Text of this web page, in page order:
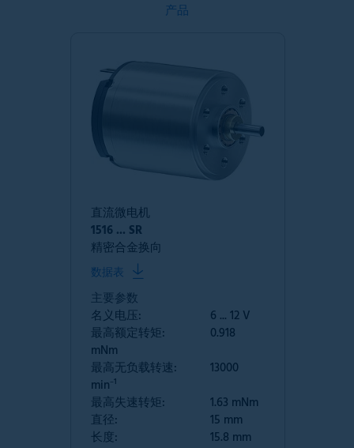
产品
直流微电机
1516 ... SR
精密合金换向
数据表
主要参数
名义电压:
6 ... 12 V
最高额定转矩:
0.918
mNm
最高无负载转速:
13000
min⁻¹
最高失速转矩:
1.63 mNm
直径:
15 mm
长度:
15.8 mm